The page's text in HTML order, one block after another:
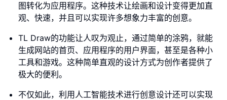
图转化为应用程序。这种技术让绘画和设计变得更加直
观、快速，并且可以实现许多想象力丰富的创意。
TL Draw的功能让人叹为观止，通过简单的涂鸦，就能
生成网站的首页、应用程序的用户界面，甚至是各种小
工具和游戏。这种简单直观的设计方式为创作者提供了
极大的便利。
不仅如此，利用人工智能技术进行创意设计还可以实现